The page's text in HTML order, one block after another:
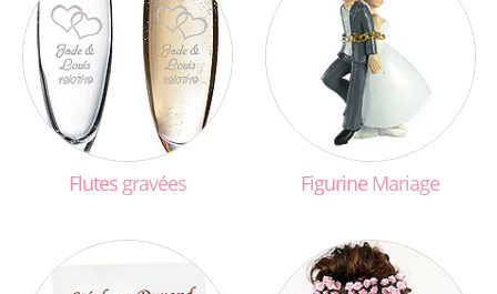
Flutes gravées Figurine Mariage